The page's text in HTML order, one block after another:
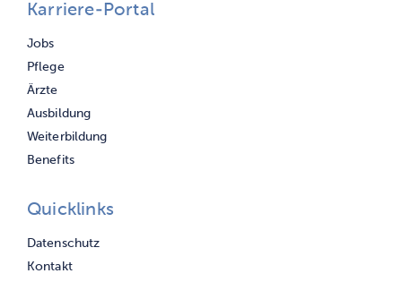
Karriere-Portal
Navigation
überspringen
Jobs
Pflege
Ärzte
Ausbildung
Weiterbildung
Benefits
Quicklinks
Navigation
überspringen
Datenschutz
Kontakt